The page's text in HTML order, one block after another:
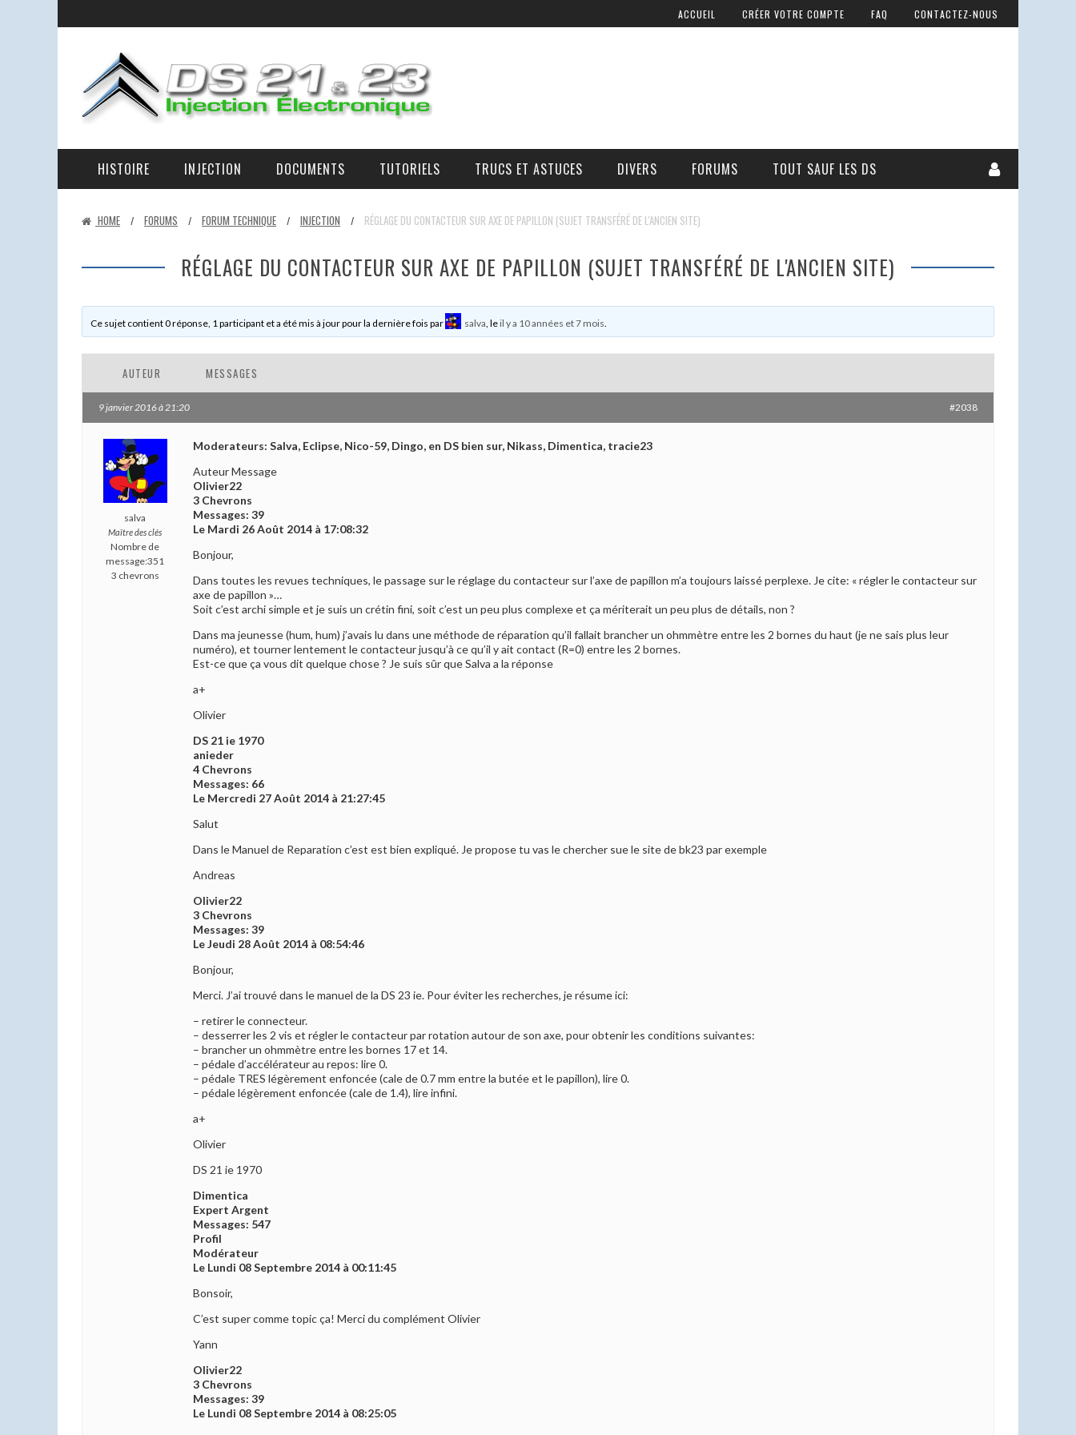
ACCUEIL CRÉER VOTRE COMPTE FAQ CONTACTEZ-NOUS
HISTOIRE INJECTION DOCUMENTS TUTORIELS TRUCS ET ASTUCES DIVERS FORUMS TOUT SAUF LES DS
HOME / FORUMS / FORUM TECHNIQUE / INJECTION / RÉGLAGE DU CONTACTEUR SUR AXE DE PAPILLON (SUJET TRANSFÉRÉ DE L'ANCIEN SITE)
RÉGLAGE DU CONTACTEUR SUR AXE DE PAPILLON (SUJET TRANSFÉRÉ DE L'ANCIEN SITE)
Ce sujet contient 0 réponse, 1 participant et a été mis à jour pour la dernière fois par salva, leil y a 10 années et 7 mois.
AUTEUR MESSAGES
9 janvier 2016 à 21:20 #2038
salva
Maître des clés
Nombre de
message:351
3 chevrons
Moderateurs: Salva, Eclipse, Nico-59, Dingo, en DS bien sur, Nikass, Dimentica, tracie23
Auteur Message
Olivier22
3 Chevrons
Messages: 39
Le Mardi 26 Août 2014 à 17:08:32
Bonjour,
Dans toutes les revues techniques, le passage sur le réglage du contacteur sur l’axe de papillon m’a toujours laissé perplexe. Je cite: « régler le contacteur sur
axe de papillon »…
Soit c’est archi simple et je suis un crétin fini, soit c’est un peu plus complexe et ça mériterait un peu plus de détails, non ?
Dans ma jeunesse (hum, hum) j’avais lu dans une méthode de réparation qu’il fallait brancher un ohmmètre entre les 2 bornes du haut (je ne sais plus leur
numéro), et tourner lentement le contacteur jusqu’à ce qu’il y ait contact (R=0) entre les 2 bornes.
Est-ce que ça vous dit quelque chose ? Je suis sûr que Salva a la réponse
a+
Olivier
DS 21 ie 1970
anieder
4 Chevrons
Messages: 66
Le Mercredi 27 Août 2014 à 21:27:45
Salut
Dans le Manuel de Reparation c’est est bien expliqué. Je propose tu vas le chercher sue le site de bk23 par exemple
Andreas
Olivier22
3 Chevrons
Messages: 39
Le Jeudi 28 Août 2014 à 08:54:46
Bonjour,
Merci. J’ai trouvé dans le manuel de la DS 23 ie. Pour éviter les recherches, je résume ici:
– retirer le connecteur.
– desserrer les 2 vis et régler le contacteur par rotation autour de son axe, pour obtenir les conditions suivantes:
– brancher un ohmmètre entre les bornes 17 et 14.
– pédale d’accélérateur au repos: lire 0.
– pédale TRES légèrement enfoncée (cale de 0.7 mm entre la butée et le papillon), lire 0.
– pédale légèrement enfoncée (cale de 1.4), lire infini.
a+
Olivier
DS 21 ie 1970
Dimentica
Expert Argent
Messages: 547
Profil
Modérateur
Le Lundi 08 Septembre 2014 à 00:11:45
Bonsoir,
C’est super comme topic ça! Merci du complément Olivier
Yann
Olivier22
3 Chevrons
Messages: 39
Le Lundi 08 Septembre 2014 à 08:25:05